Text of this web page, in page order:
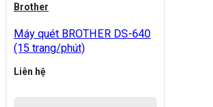
Brother
Máy quét BROTHER DS-640
(15 trang/phút)
Liên hệ